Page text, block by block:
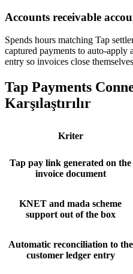
Accounts receivable
Spends hours matching Tap
captured payments to auto-apply
entry so invoices close
Tap Payments
Karşılaştırılır
Kriter
Tap pay link generated on the
invoice document
KNET and mada scheme
support out of the box
Automatic reconciliation to the
customer ledger entry